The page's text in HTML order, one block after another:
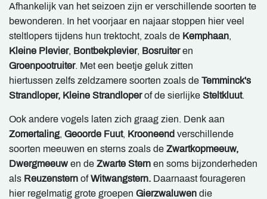
Afhankelijk van het seizoen zijn er verschillende soorten te
bewonderen. In het voorjaar en najaar stoppen hier veel
steltlopers tijdens hun trektocht, zoals de Kemphaan,
Kleine Plevier, Bontbekplevier, Bosruiteren
Groenpootruiter. Met een beetje geluk zitten
hiertussen zelfs zeldzamere soorten zoals de Temminck's
Strandloper, Kleine Strandloperof de sierlijke Steltkluut.
Ook andere vogels laten zich graag zien. Denk aan
Zomertaling, Geoorde Fuut, Krooneend verschillende
soorten meeuwen en sterns zoals de Zwartkopmeeuw,
Dwergmeeuw en de Zwarte Stern en soms bijzonderheden
als Reuzenstern ofWitwangstern. Daarnaast fourageren
hier regelmatig grote groepen Gierzwaluwen die